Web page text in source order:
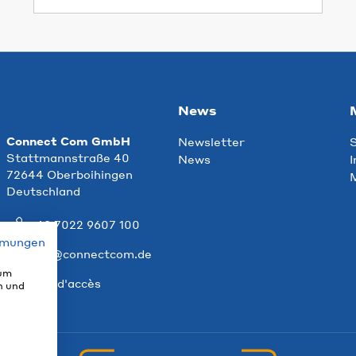
Connect Com GmbH
Stattmannstraße 40
72644 Oberboihingen
Deutschland
+49 7022 9607 100
info@connectcom.de
Plan d'accès
News
Newsletter
News
und